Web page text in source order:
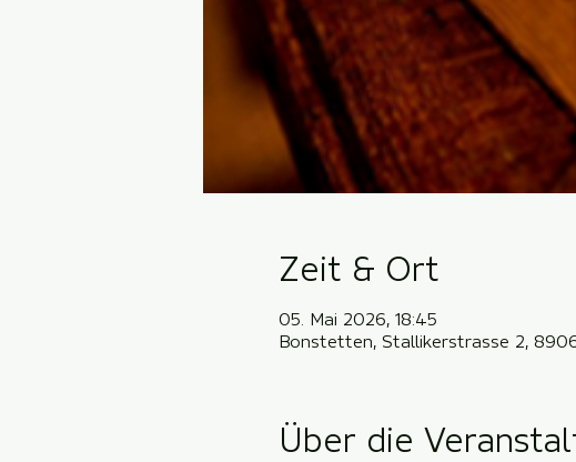
Zeit & Ort
05. Mai 2026, 18:45
Bonstetten, Stallikerstrasse 2,
Über die